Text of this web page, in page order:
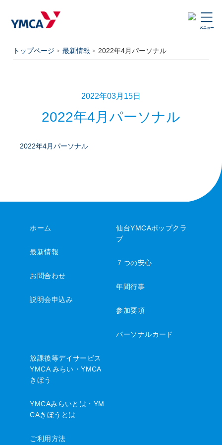
トップページ 最新情報 2022年4月パーソナル
2022年03月15日
2022年4月パーソナル
2022年4月パーソナル
ホーム
最新情報
お問合わせ
説明会申込み
仙台YMCAポップクラ
ブ
７つの安心
年間行事
参加要項
パーソナルカード
放課後等デイサービス
YMCA みらい・YMCA
きぼう
YMCAみらいとは・YM
CAきぼうとは
ご利用方法